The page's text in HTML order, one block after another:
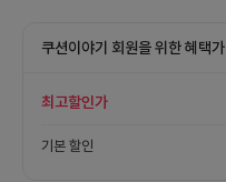
쿠션이야기 회원을 위한 혜택가
최고할인가
기본 할인